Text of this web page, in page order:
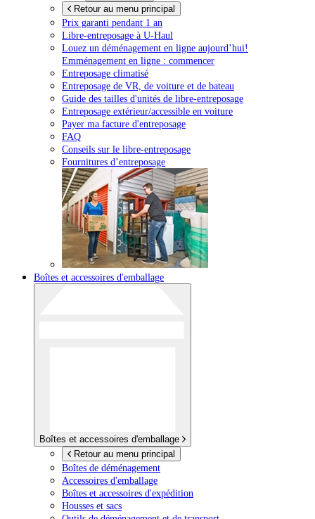
Retour au menu principal
Prix garanti pendant 1 an
Libre-entreposage à U-Haul
Louez un déménagement en ligne aujourd’hui!
Emménagement en ligne : commencer
Entreposage climatisé
Entreposage de VR, de voiture et de bateau
Guide des tailles d'unités de libre-entreposage
Entreposage extérieur/accessible en voiture
Payer ma facture d'entreposage
FAQ
Conseils sur le libre-entreposage
Fournitures d’entreposage
Boîtes et accessoires d'emballage
Boîtes et accessoires d'emballage
Retour au menu principal
Boîtes de déménagement
Accessoires d'emballage
Boîtes et accessoires d'expédition
Housses et sacs